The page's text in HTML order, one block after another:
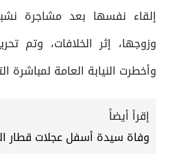
إلقاء نفسها بعد مشاجرة
وزوجها، إثر الخلافات، وتم
وأخطرت النيابة العامة لمباشرة
إقرأ أيضاً
وفاة سيدة أسفل عجلات قطار